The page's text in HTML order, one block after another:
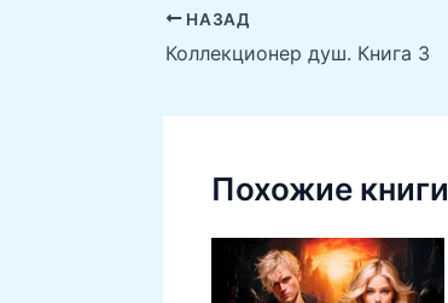
НАЗАД
Коллекционер душ. Книга 3
Похожие книги